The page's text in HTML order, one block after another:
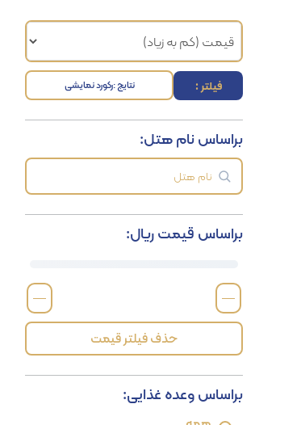
فیلتر : نتایج :رکورد نمایشی
براساس نام هتل:
براساس قیمت ریال:
—
—
حذف فیلتر قیمت
براساس وعده غذایی: